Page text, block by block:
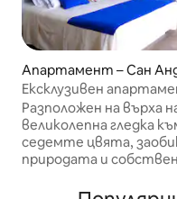
Апартамент – Сан
ес
Ексклузивен
прекрасна гледка
Разположен на върха
великолепна гледка
седемте цвята,
природата и
Удобствата в